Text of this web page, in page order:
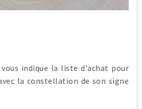
indique la liste d'achat pour
la constellation de son signe